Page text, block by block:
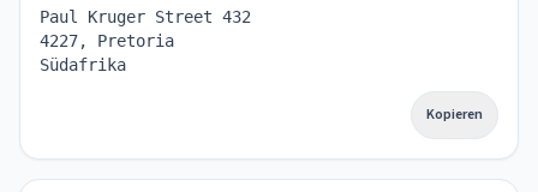
Paul Kruger Street 432
4227, Pretoria
Südafrika
Kopieren